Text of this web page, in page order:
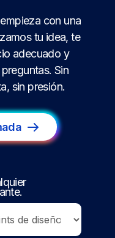
con una
tu idea, te
adecuado y
Sin
sin presión.